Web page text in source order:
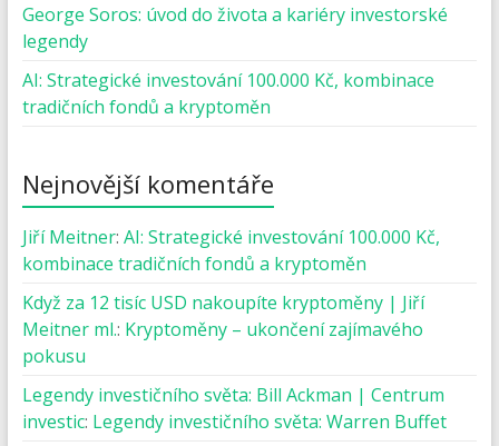
George Soros: úvod do života a kariéry investorské
legendy
AI: Strategické investování 100.000 Kč, kombinace
tradičních fondů a kryptoměn
Nejnovější komentáře
Jiří Meitner: AI: Strategické investování 100.000 Kč,
kombinace tradičních fondů a kryptoměn
Když za 12 tisíc USD nakoupíte kryptoměny | Jiří
Meitner ml.: Kryptoměny – ukončení zajímavého
pokusu
Legendy investičního světa: Bill Ackman | Centrum
investic: Legendy investičního světa: Warren Buffet